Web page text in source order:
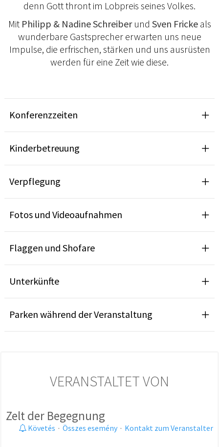
denn Gott thront im Lobpreis seines Volkes.
Mit Philipp & Nadine Schreiber und Sven Frickeals
wunderbare Gastsprecher erwarten uns neue
Impulse, die erfrischen, stärken und uns ausrüsten
werden für eine Zeit wie diese.
Konferenzzeiten
Kinderbetreuung
Verpflegung
Fotos und Videoaufnahmen
Flaggen und Shofare
Unterkünfte
Parken während der Veranstaltung
VERANSTALTET VON
Zelt der Begegnung
Követés · Összes esemény · Kontakt zum Veranstalter